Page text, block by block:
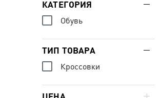
КАТЕГОРИЯ
Обувь
ТИП ТОВАРА
Кроссовки